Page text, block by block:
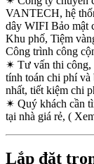
VANTECH, hệ
dây WIFI Bảo mật
Khu phố, Tiệm
Công trình công
✴ Tư vấn thi công,
tính toán chi phí và
nhất, tiết kiệm chi
✴ Quý khách cần
tại nhà giá rẻ, (
Lắp đặt